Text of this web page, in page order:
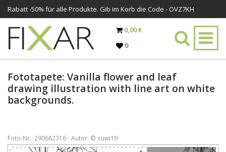
Rabatt -50% für alle Produkte. Gib im Korb die Code - OVZ7KH
0,00 €
0
Fototapete: Vanilla flower and leaf
drawing illustration with line art on white
backgrounds.
Foto-Nr.: 290682316 - Autor: © suwi19